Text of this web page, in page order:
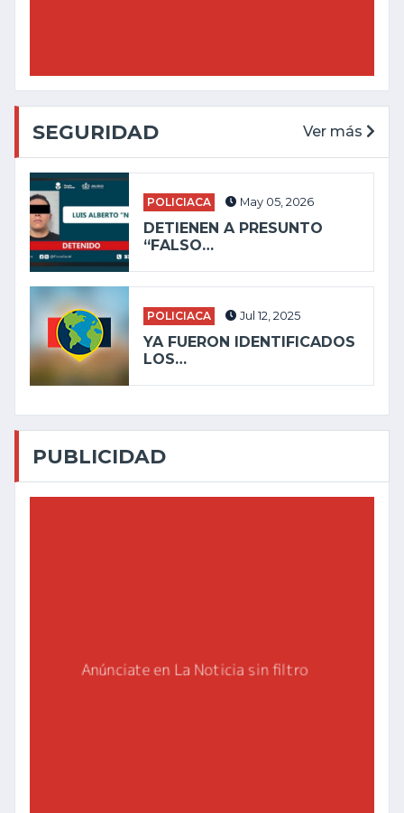
SEGURIDAD Ver más
POLICIACA May 05, 2026
DETIENEN A PRESUNTO
“FALSO…
POLICIACA Jul 12, 2025
YA FUERON IDENTIFICADOS
LOS…
PUBLICIDAD